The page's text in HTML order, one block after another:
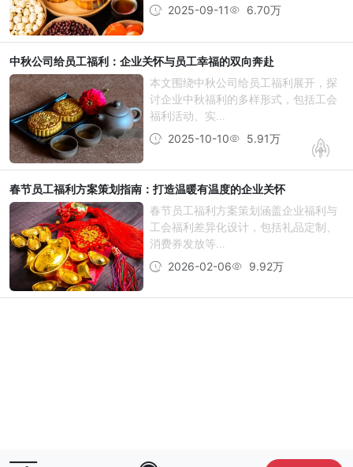
2025-09-11
6.70万
中秋公司给员工福利：企业关怀与员工幸福的双向奔赴
本文围绕中秋公司给员工福利展开，探
讨企业中秋福利的多样形式，包括工会
福利活动、实...
2025-10-10
5.91万
春节员工福利方案策划指南：打造温暖有温度的企业关怀
春节员工福利方案策划涵盖企业福利与
工会福利差异化设计，包括礼品定制、
消费券发放等...
2026-02-06
9.92万